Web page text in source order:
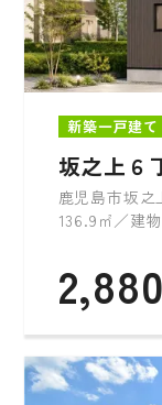
新築一戸建て
坂之上６
鹿児島市坂
136.9㎡／建
2,880